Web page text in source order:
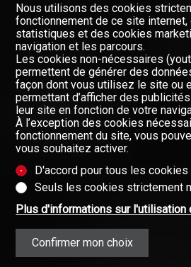
NOS COURTIERS
À PROPOS DE NOUS
GAZETTE
FORMULAIRE DE CONTACT
Restez
vous à
Données fournies sans
Copyright © 2008-2025 -
Nous utilisons des cookies
fonctionnement de ce site
statistiques et des cookies
navigation et les parcours.
Les cookies non-nécessaires
permettent de générer des
façon dont vous utilisez le site ou
permettant d’afficher des
leur site en fonction de votre
À l’exception des cookies
fonctionnement du site, vous
vous souhaitez activer.
D'accord pour tous les cookies
Seuls les cookies strictement
Plus d'informations sur l'utilisation
Confirmer mon choix